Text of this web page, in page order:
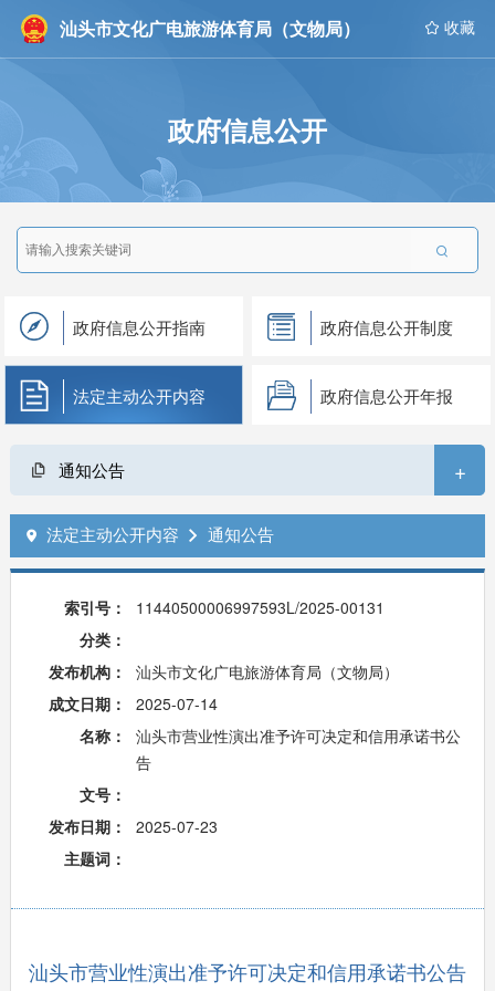
汕头市文化广电旅游体育局（文物局）  收藏
政府信息公开

政府信息公开指南 政府信息公开制度
法定主动公开内容 政府信息公开年报
通知公告 +
 法定主动公开内容  通知公告
索引号：
11440500006997593L/2025-00131
分类：
发布机构：
汕头市文化广电旅游体育局（文物局）
成文日期：
2025-07-14
名称：
汕头市营业性演出准予许可决定和信用承诺书公
告
文号：
发布日期：
2025-07-23
主题词：
汕头市营业性演出准予许可决定和信用承诺书公告